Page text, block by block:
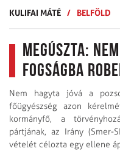
KULIFAI MÁTÉ / BELFÖLD
Megúszta:
fogságba
Nem hagyta jóvá a
főügyészség azon
kormányfő, a
pártjának, az Irány (Smer-
vételét célozta egy ellene